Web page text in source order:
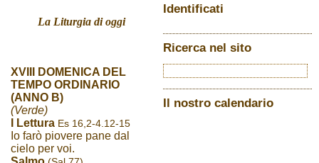
La Liturgia di oggi
XVIII DOMENICA DEL
TEMPO ORDINARIO
(ANNO B)
(Verde)
I Lettura Es 16,2-4.12-15
Io farò piovere pane dal
cielo per voi.
Identificati
Ricerca nel sito
Il nostro calendario